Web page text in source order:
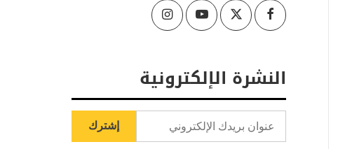
Facebook
Twitter
Youtube
Instagram
النشرة الإلكترونية